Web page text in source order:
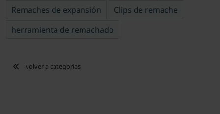
Remaches de expansión
Clips de remache
herramienta de remachado
volver a categorías